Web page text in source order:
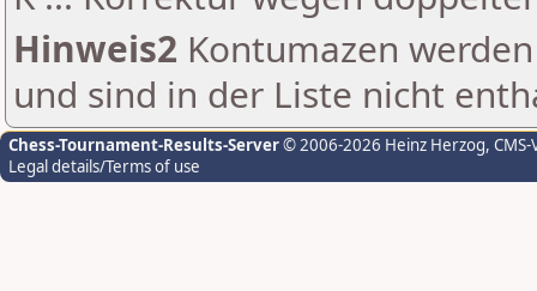
Hinweis2 Kontumazen
und sind in der Liste nicht
Chess-Tournament-Results-Server© 2006-2026 Heinz Herzog,
Legal details/Terms of use